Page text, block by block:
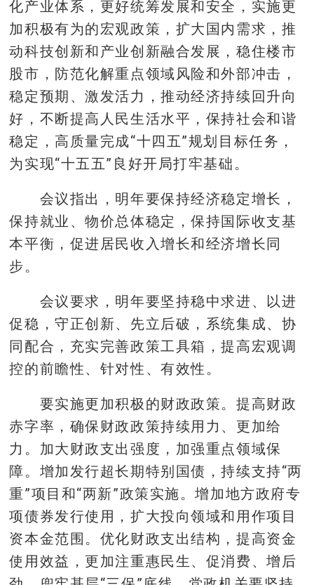
化产业体系，更好统筹发展和安全，实施更
加积极有为的宏观政策，扩大国内需求，推
动科技创新和产业创新融合发展，稳住楼市
股市，防范化解重点领域风险和外部冲击，
稳定预期、激发活力，推动经济持续回升向
好，不断提高人民生活水平，保持社会和谐
稳定，高质量完成“十四五”规划目标任务，
为实现“十五五”良好开局打牢基础。
会议指出，明年要保持经济稳定增长，
保持就业、物价总体稳定，保持国际收支基
本平衡，促进居民收入增长和经济增长同
步。
会议要求，明年要坚持稳中求进、以进
促稳，守正创新、先立后破，系统集成、协
同配合，充实完善政策工具箱，提高宏观调
控的前瞻性、针对性、有效性。
要实施更加积极的财政政策。提高财政
赤字率，确保财政政策持续用力、更加给
力。加大财政支出强度，加强重点领域保
障。增加发行超长期特别国债，持续支持“两
重”项目和“两新”政策实施。增加地方政府专
项债券发行使用，扩大投向领域和用作项目
资本金范围。优化财政支出结构，提高资金
使用效益，更加注重惠民生、促消费、增后